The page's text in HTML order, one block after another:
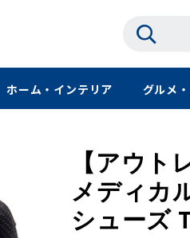
ホーム・インテリア グルメ
【アウ
メディカ
シューズ